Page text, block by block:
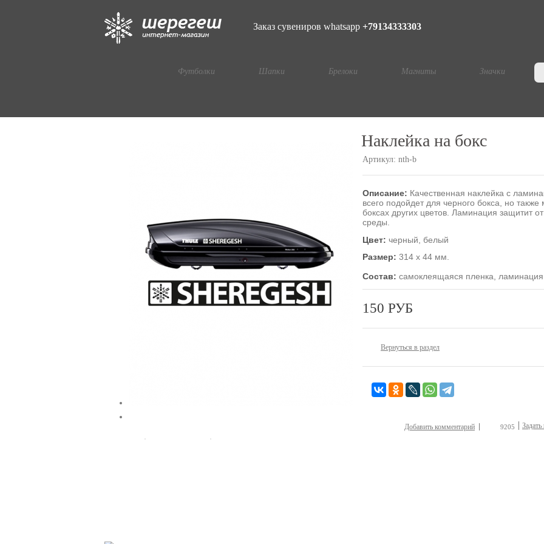
Заказ сувениров whatsapp +79134333303
Футболки Шапки Брелоки Магниты Значки
Наклейка на бокс
Артикул: nth-b
Описание: Качественная наклейка с
всего подойдет для черного бокса, но
боксах других цветов. Ламинация защитит
среды.
Цвет: черный, белый
Размер: 314 х 44 мм.
Состав: самоклеящаяся пленка, ламинация
150 РУБ
Вернуться в раздел
Добавить комментарий 9205